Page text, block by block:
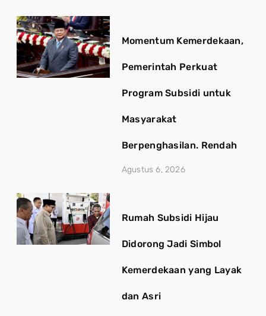
Momentum Kemerdekaan,
Pemerintah Perkuat
Program Subsidi untuk
Masyarakat
Berpenghasilan. Rendah
Agustus 6, 2026
Rumah Subsidi Hijau
Didorong Jadi Simbol
Kemerdekaan yang Layak
dan Asri